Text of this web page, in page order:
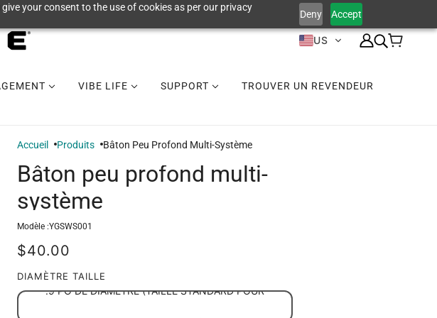
your consent to the use of cookies as per our privacy
Deny Accept
US
VIBE LIFE SUPPORT TROUVER UN REVENDEUR
Accueil Produits Bâton Peu Profond Multi-Système
Bâton peu profond multi-
système
Modèle :YGSWS001
$40.00
DIAMÈTRE TAILLE
.9 PO DE DIAMÈTRE (TAILLE STANDARD POUR